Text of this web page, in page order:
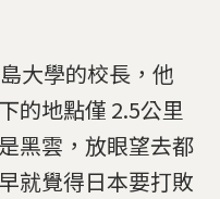
大學的校長，他
的地點僅 2.5公里
黑雲，放眼望去都
就覺得日本要打敗